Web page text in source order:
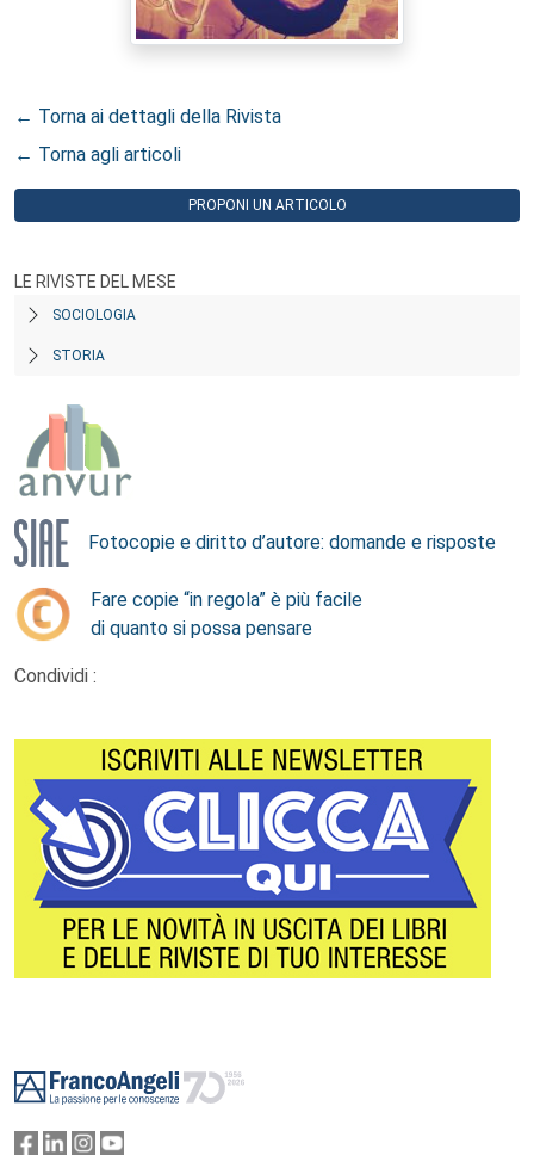
← Torna ai dettagli della Rivista
← Torna agli articoli
PROPONI UN ARTICOLO
LE RIVISTE DEL MESE
SOCIOLOGIA
STORIA
Fotocopie e diritto d’autore: domande e risposte
Fare copie “in regola” è più facile
di quanto si possa pensare
Condividi :